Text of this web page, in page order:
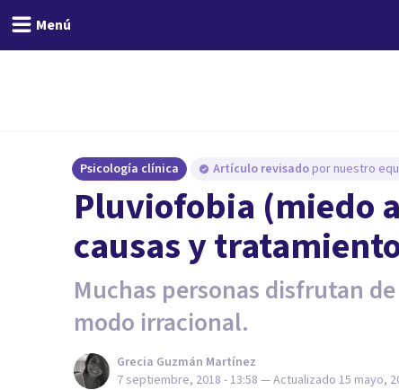
Menú
Psicología clínica Artículo revisado por nuestro
Pluviofobia (miedo
causas y
Muchas personas disfrutan
modo irracional.
Grecia Guzmán Martínez
7 septiembre, 2018 - 13:58 — Actualizado 15 mayo,